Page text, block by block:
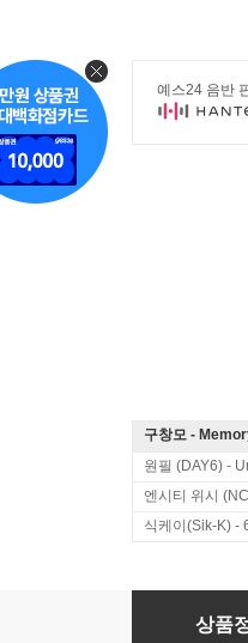
예스24 음반
구창모 -
원필 (DAY6) -
식케이(Sik-K) -
여행스케치
상품